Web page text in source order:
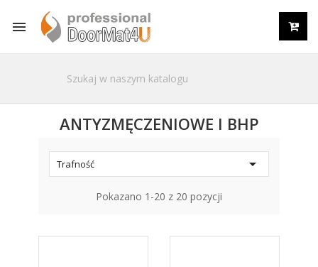

ANTYZMĘCZENIOWE I BHP
Trafność 
Pokazano 1-20 z 20 pozycji